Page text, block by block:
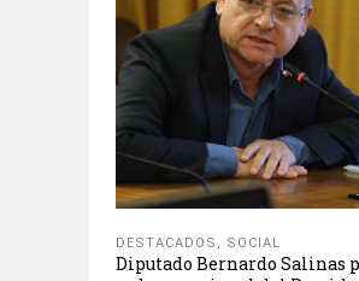
DESTACADOS , SOCIAL
Diputado Bernardo Salinas